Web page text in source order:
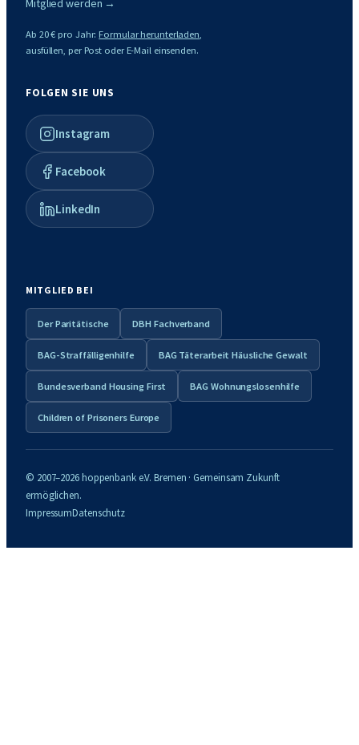
Mitglied werden →
Ab 20 € pro Jahr: Formular herunterladen,
ausfüllen, per Post oder E-Mail einsenden.
FOLGEN SIE UNS
Instagram
Facebook
LinkedIn
MITGLIED BEI
Der Paritätische DBH Fachverband
BAG-Straffälligenhilfe BAG Täterarbeit Häusliche Gewalt
Bundesverband Housing First BAG Wohnungslosenhilfe
Children of Prisoners Europe
© 2007–2026 hoppenbank e.V. Bremen · Gemeinsam Zukunft
ermöglichen.
ImpressumDatenschutz